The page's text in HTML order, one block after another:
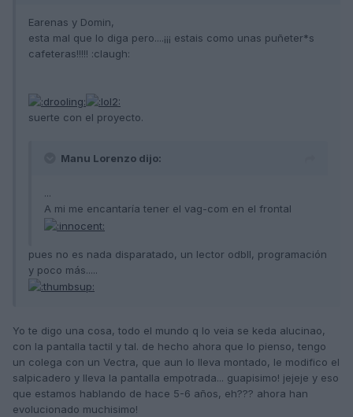
Earenas y Domin,
esta mal que lo diga pero....¡¡¡ estais como unas puñeter*s
cafeteras!!!!! :claugh:
suerte con el proyecto.
Manu Lorenzo dijo:
...
A mi me encantaría tener el vag-com en el frontal
pues no es nada disparatado, un lector odbII, programación
y poco más.....
Yo te digo una cosa, todo el mundo q lo veia se keda alucinao,
con la pantalla tactil y tal. de hecho ahora que lo pienso, tengo
un colega con un Vectra, que aun lo lleva montado, le modifico el
salpicadero y lleva la pantalla empotrada... guapisimo! jejeje y eso
que estamos hablando de hace 5-6 años, eh??? ahora han
evolucionado muchisimo!